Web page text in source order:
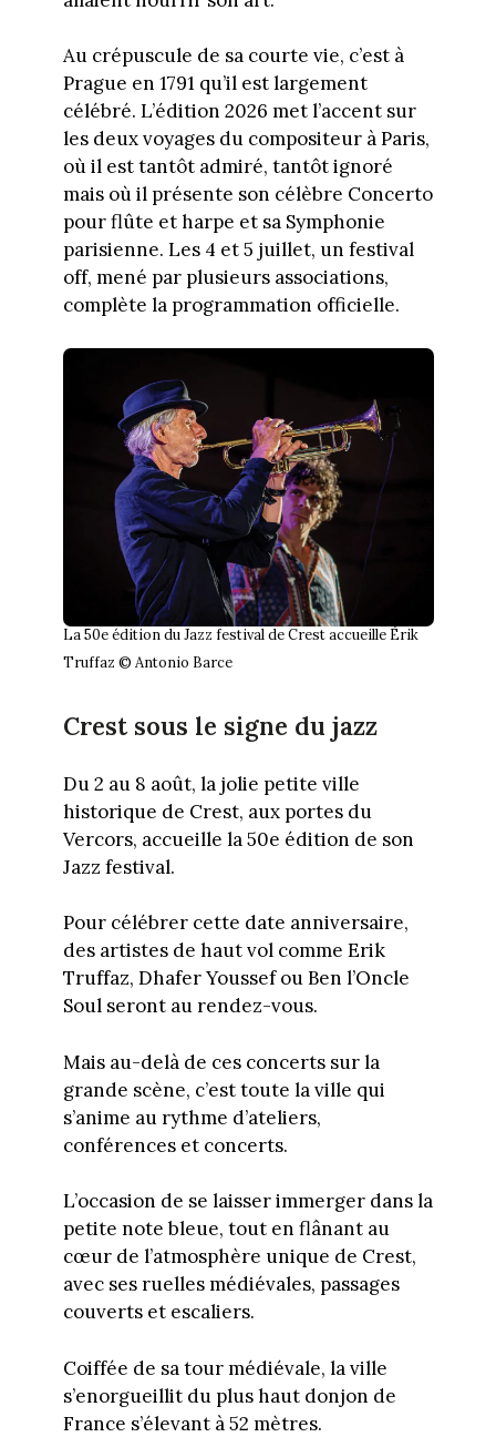
Au crépuscule de sa courte vie, c’est à
Prague en 1791 qu’il est largement
célébré. L’édition 2026 met l’accent sur
les deux voyages du compositeur à Paris,
où il est tantôt admiré, tantôt ignoré
mais où il présente son célèbre Concerto
pour flûte et harpe et sa Symphonie
parisienne. Les 4 et 5 juillet, un festival
off, mené par plusieurs associations,
complète la programmation officielle.
La 50e édition du Jazz festival de Crest accueille Érik
Truffaz © Antonio Barce
Crest sous le signe du jazz
Du 2 au 8 août, la jolie petite ville
historique de Crest, aux portes du
Vercors, accueille la 50e édition de son
Jazz festival.
Pour célébrer cette date anniversaire,
des artistes de haut vol comme Erik
Truffaz, Dhafer Youssef ou Ben l’Oncle
Soul seront au rendez-vous.
Mais au-delà de ces concerts sur la
grande scène, c’est toute la ville qui
s’anime au rythme d’ateliers,
conférences et concerts.
L’occasion de se laisser immerger dans la
petite note bleue, tout en flânant au
cœur de l’atmosphère unique de Crest,
avec ses ruelles médiévales, passages
couverts et escaliers.
Coiffée de sa tour médiévale, la ville
s’enorgueillit du plus haut donjon de
France s’élevant à 52 mètres.